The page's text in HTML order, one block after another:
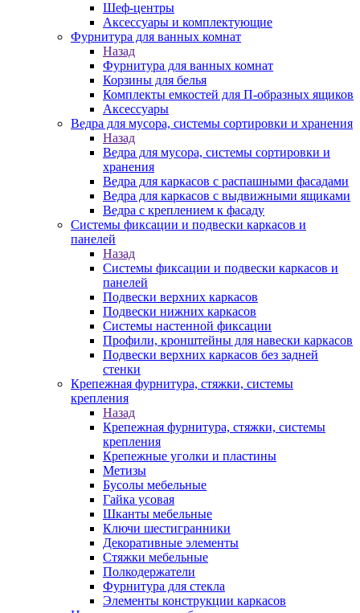
Шеф-центры
Аксессуары и комплектующие
Фурнитура для ванных комнат
Назад
Фурнитура для ванных комнат
Корзины для белья
Комплекты емкостей для П-образных ящиков
Аксессуары
Ведра для мусора, системы сортировки и хранения
Назад
Ведра для мусора, системы сортировки и
хранения
Ведра для каркасов с распашными фасадами
Ведра для каркасов с выдвижными ящиками
Ведра с креплением к фасаду
Системы фиксации и подвески каркасов и
панелей
Назад
Системы фиксации и подвески каркасов и
панелей
Подвески верхних каркасов
Подвески нижних каркасов
Системы настенной фиксации
Профили, кронштейны для навески каркасов
Подвески верхних каркасов без задней
стенки
Крепежная фурнитура, стяжки, системы
крепления
Назад
Крепежная фурнитура, стяжки, системы
крепления
Крепежные уголки и пластины
Метизы
Бусолы мебельные
Гайка усовая
Шканты мебельные
Ключи шестигранники
Декоративные элементы
Стяжки мебельные
Полкодержатели
Фурнитура для стекла
Элементы конструкции каркасов